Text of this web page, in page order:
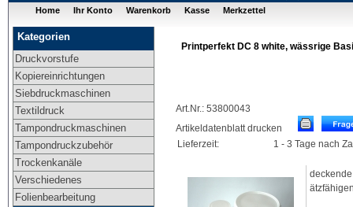
Home Ihr Konto Warenkorb Kasse Merkzettel
Kategorien
Druckvorstufe
Kopiereinrichtungen
Siebdruckmaschinen
Textildruck
Tampondruckmaschinen
Tampondruckzubehör
Trockenkanäle
Verschiedenes
Folienbearbeitung
Printperfekt DC 8 white, wässrige
Art.Nr.: 53800043
Artikeldatenblatt drucken
Lieferzeit:
1 - 3 Tage nach